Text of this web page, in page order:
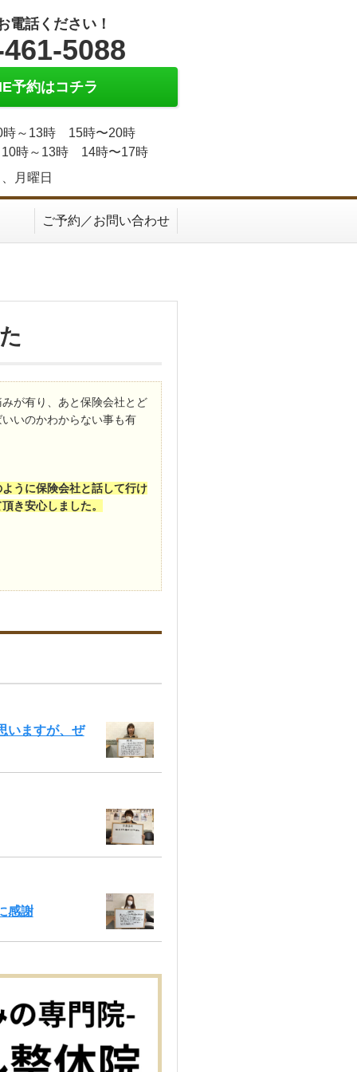
電話ください！
5088
予約はコチラ
時～13時 15時〜20時
10時～13時 14時〜17時
月曜日
ご予約／お問い合わせ
が有り、あと保険会社とど
いのかわからない事も有
うに保険会社と話して行け
き安心しました。
いますが、ぜ
感謝